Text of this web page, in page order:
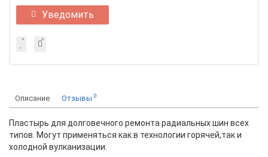
Уведомить
Описание Отзывы 0
Пластырь для долговечного ремонта радиальных шин всех
типов. Могут применяться как в технологии горячей,так и
холодной вулканизации.